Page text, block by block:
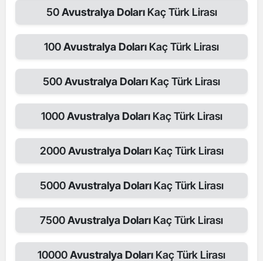
50Avustralya DolarıKaç Türk Lirası
100Avustralya Doları Kaç Türk Lirası
500Avustralya Doları Kaç Türk Lirası
1000Avustralya DolarıKaç Türk Lirası
2000Avustralya DolarıKaç Türk Lirası
5000Avustralya DolarıKaç Türk Lirası
7500Avustralya Doları Kaç Türk Lirası
10000Avustralya Doları Kaç Türk Lirası